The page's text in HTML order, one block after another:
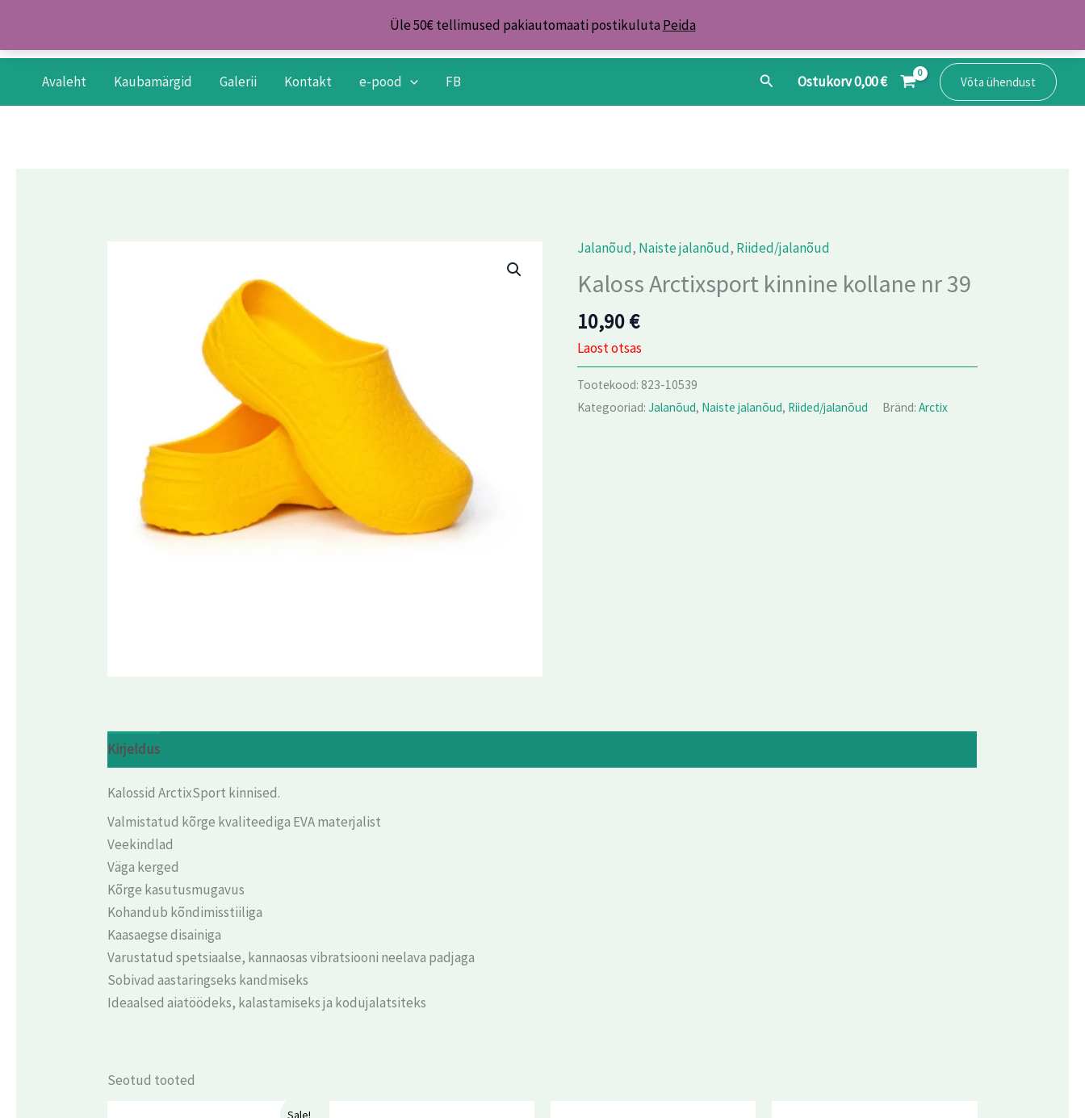
Üle 50€ tellimused pakiautomaati postikuluta Peida
content
Avaleht
Kaubamärgid Galerii Kontakt e-pood FB SearchOstukorv0,00€ Võta ühendust
Jalanõud, Naiste jalanõud, Riided/jalanõud
Kaloss Arctixsport kinnine kollane nr 39
10,90€
Laost otsas
Tootekood: 823-10539
Kategooriad:Jalanõud, Naiste jalanõud, Riided/jalanõud Bränd:Arctix
Kirjeldus
Kalossid ArctixSport kinnised.
Valmistatud kõrge kvaliteediga EVA materjalist
Veekindlad
Väga kerged
Kõrge kasutusmugavus
Kohandub kõndimisstiiliga
Kaasaegse disainiga
Varustatud spetsiaalse, kannaosas vibratsiooni neelava padjaga
Sobivad aastaringseks kandmiseks
Ideaalsed aiatöödeks, kalastamiseks ja kodujalatsiteks
Seotud tooted
Sale!